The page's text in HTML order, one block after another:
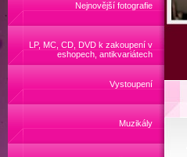
Nejnovější fotografie
LP, MC, CD, DVD k zakoupení v
eshopech, antikvariátech
Vystoupení
Muzikály